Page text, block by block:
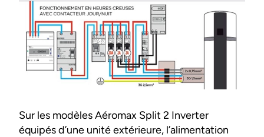
Sur les modèles Aéromax Split 2 Inverter
équipés d’une unité extérieure, l’alimentation